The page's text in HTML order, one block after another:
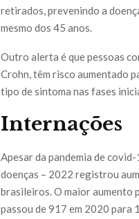
retirados, prevenindo a
mesmo dos 45 anos.
Outro alerta é que pessoas
Crohn, têm risco aumentado
tipo de sintoma nas fases
Internações
Apesar da pandemia de
doenças – 2022 registrou
brasileiros. O maior aumento
passou de 917 em 2020 para